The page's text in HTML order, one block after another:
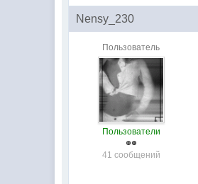
Nensy_230
Пользователь
Пользователи
41 сообщений